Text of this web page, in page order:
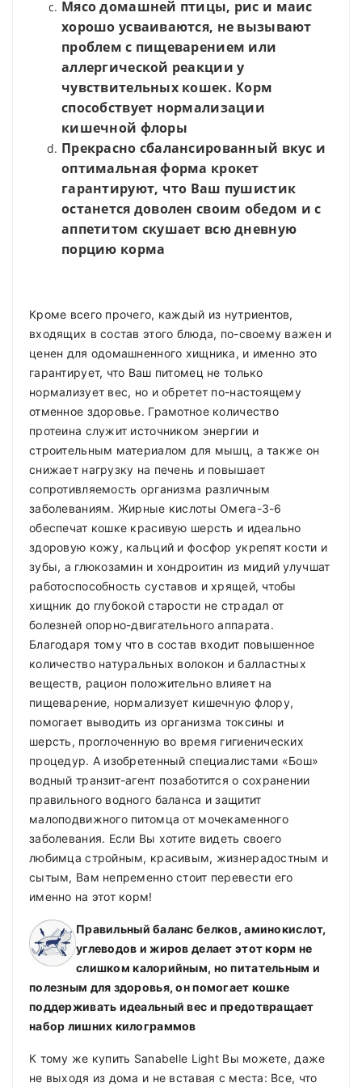
Мясо домашней птицы, рис и маис
хорошо усваиваются, не вызывают
проблем с пищеварением или
аллергической реакции у
чувствительных кошек. Корм
способствует нормализации
кишечной флоры
Прекрасно сбалансированный вкус и
оптимальная форма крокет
гарантируют, что Ваш пушистик
останется доволен своим обедом и с
аппетитом скушает всю дневную
порцию корма
Кроме всего прочего, каждый из нутриентов,
входящих в состав этого блюда, по-своему важен и
ценен для одомашненного хищника, и именно это
гарантирует, что Ваш питомец не только
нормализует вес, но и обретет по-настоящему
отменное здоровье. Грамотное количество
протеина служит источником энергии и
строительным материалом для мышц, а также он
снижает нагрузку на печень и повышает
сопротивляемость организма различным
заболеваниям. Жирные кислоты Омега-3-6
обеспечат кошке красивую шерсть и идеально
здоровую кожу, кальций и фосфор укрепят кости и
зубы, а глюкозамин и хондроитин из мидий улучшат
работоспособность суставов и хрящей, чтобы
хищник до глубокой старости не страдал от
болезней опорно-двигательного аппарата.
Благодаря тому что в состав входит повышенное
количество натуральных волокон и балластных
веществ, рацион положительно влияет на
пищеварение, нормализует кишечную флору,
помогает выводить из организма токсины и
шерсть, проглоченную во время гигиенических
процедур. А изобретенный специалистами «Бош»
водный транзит-агент позаботится о сохранении
правильного водного баланса и защитит
малоподвижного питомца от мочекаменного
заболевания. Если Вы хотите видеть своего
любимца стройным, красивым, жизнерадостным и
сытым, Вам непременно стоит перевести его
именно на этот корм!
Правильный баланс белков, аминокислот,
углеводов и жиров делает этот корм не
слишком калорийным, но питательным и
полезным для здоровья, он помогает кошке
поддерживать идеальный вес и предотвращает
набор лишних килограммов
К тому же купить Sanabelle Light Вы можете, даже
не выходя из дома и не вставая с места: Все, что